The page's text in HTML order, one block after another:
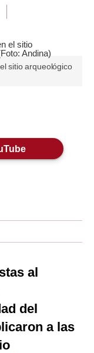
sitio arqueológico
al
del
a las